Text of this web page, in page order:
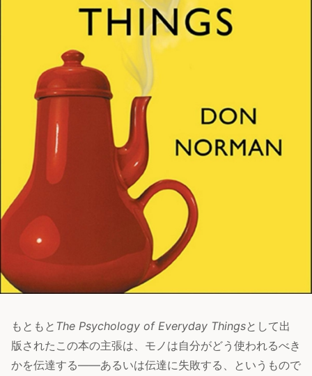
もともと The Psychology of Everyday Thingsとして出
版されたこの本の主張は、モノは自分がどう使われるべき
かを伝達する——あるいは伝達に失敗する、というもので